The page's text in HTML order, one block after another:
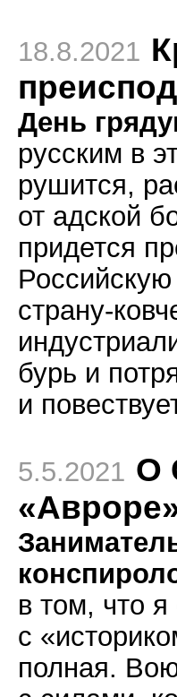
18.8.2021
День
русским в
рушится,
от адской
придется
страну-
бурь и
и
5.5.2021 О
в том, что
с
полная.